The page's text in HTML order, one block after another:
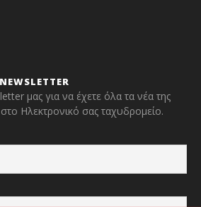
μας για να έχετε όλα τα νέα της
Ηλεκτρονικό σας ταχυδρομείο.